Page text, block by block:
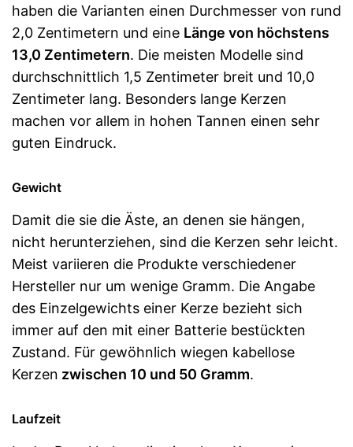
haben die Varianten einen Durchmesser von rund
2,0 Zentimetern und eine Länge von höchstens
13,0 Zentimetern. Die meisten Modelle sind
durchschnittlich 1,5 Zentimeter breit und 10,0
Zentimeter lang. Besonders lange Kerzen
machen vor allem in hohen Tannen einen sehr
guten Eindruck.
Gewicht
Damit die sie die Äste, an denen sie hängen,
nicht herunterziehen, sind die Kerzen sehr leicht.
Meist variieren die Produkte verschiedener
Hersteller nur um wenige Gramm. Die Angabe
des Einzelgewichts einer Kerze bezieht sich
immer auf den mit einer Batterie bestückten
Zustand. Für gewöhnlich wiegen kabellose
Kerzen zwischen 10 und 50 Gramm.
Laufzeit